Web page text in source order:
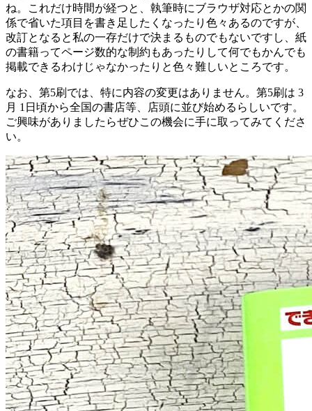
ね。これだけ時間が経つと、執筆時にブラウザ対応とかの関
係で省いた項目を書き足したくなったり色々あるのですが、
改訂となると私の一存だけで決まるものでもないですし、紙
の書籍ってページ数的な制約もあったりして何でもかんでも
掲載できるわけじゃなかったりと色々難しいところです。
なお、第5刷では、特に内容の変更はありません。第5刷は 3
月 1日頃から全国の書店等、店頭に並び始めるらしいです。
ご興味がありましたらぜひこの機会に手に取ってみてくださ
い。